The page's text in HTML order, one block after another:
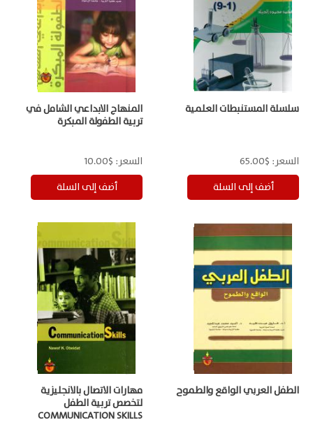
سلسلة المستنبطات العلمية
السعر: $65.00
المنهاج الابداعي الشامل في
تربية الطفولة المبكرة
السعر: $10.00
الطفل العربي الواقع والطموح
مهارات الاتصال بالانجليزية
لتخصص تربية الطفل
COMMUNICATION SKILLS